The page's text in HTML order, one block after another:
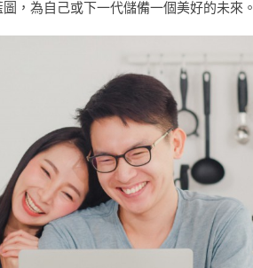
，為自己或下一代儲備一個美好的未來。